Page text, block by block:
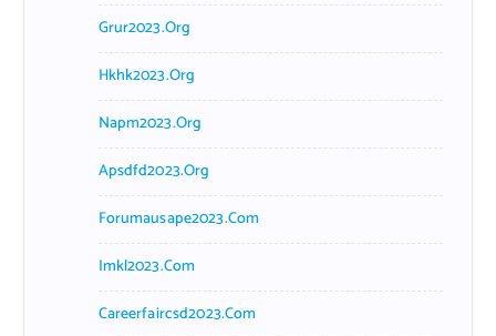
Grur2023.org
Hkhk2023.org
Napm2023.org
Apsdfd2023.org
Forumausape2023.com
Imkl2023.com
Careerfaircsd2023.com